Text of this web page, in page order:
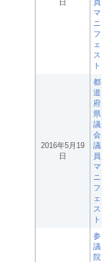
日
員
マ
ニ
フ
ェ
ス
ト
2016年5月19
日
都
道
府
県
議
会
議
員
マ
ニ
フ
ェ
ス
ト
参
議
院